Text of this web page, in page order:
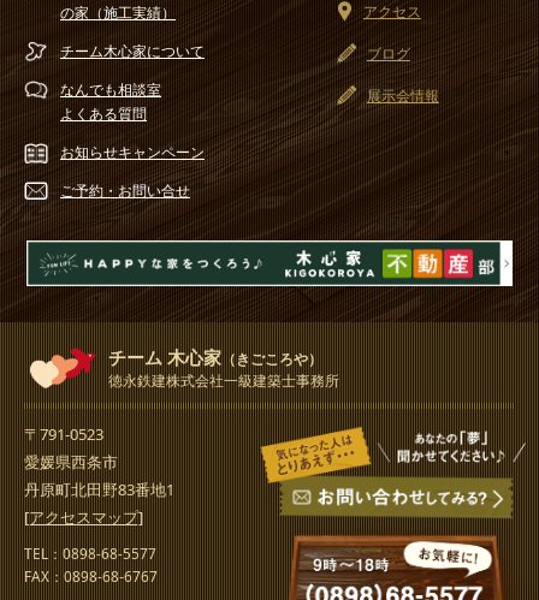
の家（施工実績）
チーム木心家について
なんでも相談室
よくある質問
お知らせキャンペーン
ご予約・ お問い合せ
アクセス
ブログ
展示会情報
チーム 木心家 （きごころや）
徳永鉄建株式会社一級建築士事務所
〒791-0523
愛媛県西条市
丹原町北田野83番地1
[アクセスマップ]
TEL：0898-68-5577
FAX：0898-68-6767